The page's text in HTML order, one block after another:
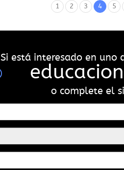
1 2 3 4 5
Si está interesado en uno
o complete el